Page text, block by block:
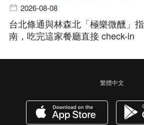
2026-08-08
台北條通與林森北「極樂微醺」指
南，吃完這家餐廳直接 check-in
繁體中文